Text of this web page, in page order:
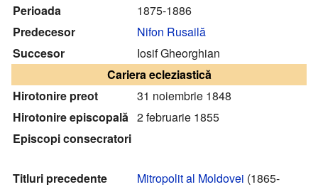
Perioada
1875-1886
Predecesor
Nifon Rusailă
Succesor
Iosif Gheorghian
Cariera ecleziastică
Hirotonire preot
31 noiembrie 1848
Hirotonire episcopală 2 februarie 1855
Episcopi consecratori
Titluri precedente
Mitropolit al Moldovei (1865-